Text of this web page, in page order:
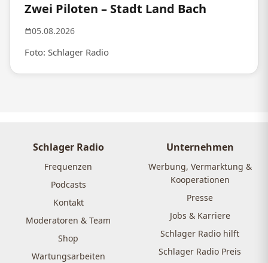
Zwei Piloten – Stadt Land Bach
05.08.2026
Foto: Schlager Radio
Schlager Radio
Frequenzen
Podcasts
Kontakt
Moderatoren & Team
Shop
Wartungsarbeiten
Unternehmen
Werbung, Vermarktung &
Kooperationen
Presse
Jobs & Karriere
Schlager Radio hilft
Schlager Radio Preis